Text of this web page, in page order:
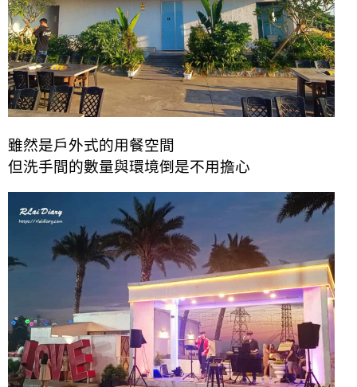
雖然是戶外式的用餐空間
但洗手間的數量與環境倒是不用擔心